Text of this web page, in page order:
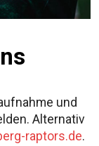
und
Alternativ
raptors.de.